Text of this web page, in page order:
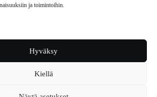
ja toimintoihin.
Hyväksy
Kiellä
-EHDOT